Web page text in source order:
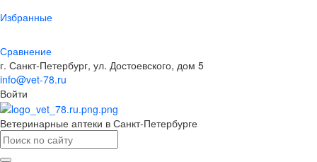
Избранные
Сравнение
г. Санкт-Петербург, ул. Достоевского, дом 5
info@vet-78.ru
Войти
Ветеринарные аптеки в Санкт-Петербурге